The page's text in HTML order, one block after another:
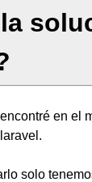
en el
solo